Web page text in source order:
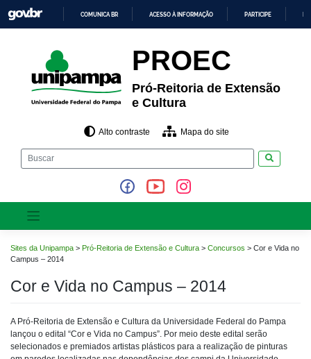
para
o
CONTEÚDO
COMUNICA BR ACESSO À INFORMAÇÃO PARTICIPE
PROEC
Pró-Reitoria de Extensão
e Cultura
Alto contraste Mapa do site
Sites da Unipampa > Pró-Reitoria de Extensão e Cultura > Concursos > Cor e Vida no
Campus – 2014
Cor e Vida no Campus – 2014
A Pró-Reitoria de Extensão e Cultura da Universidade Federal do Pampa
lançou o edital “Cor e Vida no Campus”. Por meio deste edital serão
selecionados e premiados artistas plásticos para a realização de pinturas